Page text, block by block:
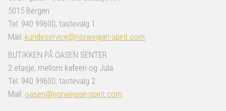
5015 Bergen
Tel: 940 99600, tastevalg 1
Mail: kundeservice@norwegian-spirit.com
BUTIKKEN PÅ OASEN SENTER
2.etasje, mellom kafeen og Jula
Tel: 940 99600, tastevalg 2
Mail: oasen@norwegian-spirit.com